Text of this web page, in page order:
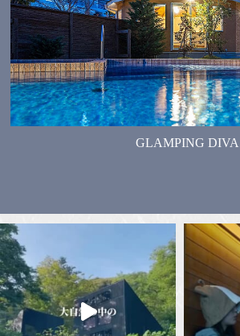
GLAMPING DIVA